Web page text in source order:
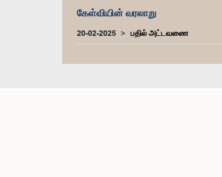
கேள்வியின் வரலாறு
20-02-2025 பதில் அட்டவணை